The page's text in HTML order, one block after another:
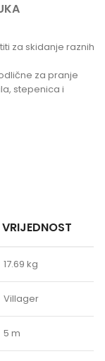
za skidanje raznih
za pranje
stepenica i
VRIJEDNOST
17.69 kg
Villager
5 m